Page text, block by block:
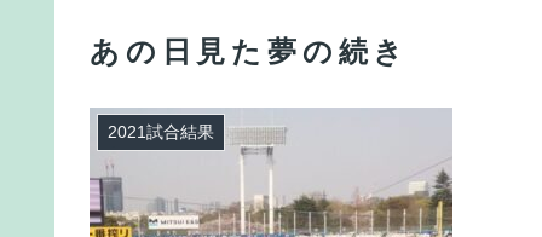
あの日見た夢の続き
2021試合結果